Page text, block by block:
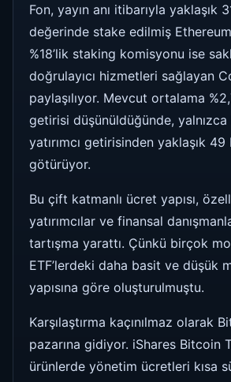
Fon, yayın anı itibarıyla yaklaşık
değerinde stake edilmiş
%18’lik staking komisyonu ise
doğrulayıcı hizmetleri sağlayan
paylaşılıyor. Mevcut ortalama
getirisi düşünüldüğünde,
yatırımcı getirisinden yaklaşık
götürüyor.
Bu çift katmanlı ücret yapısı,
yatırımcılar ve finansal
tartışma yarattı. Çünkü birçok
ETF’lerdeki daha basit ve düşük
yapısına göre oluşturulmuştu.
Karşılaştırma kaçınılmaz olarak
pazarına gidiyor. iShares Bitcoin
ürünlerde yönetim ücretleri kısa